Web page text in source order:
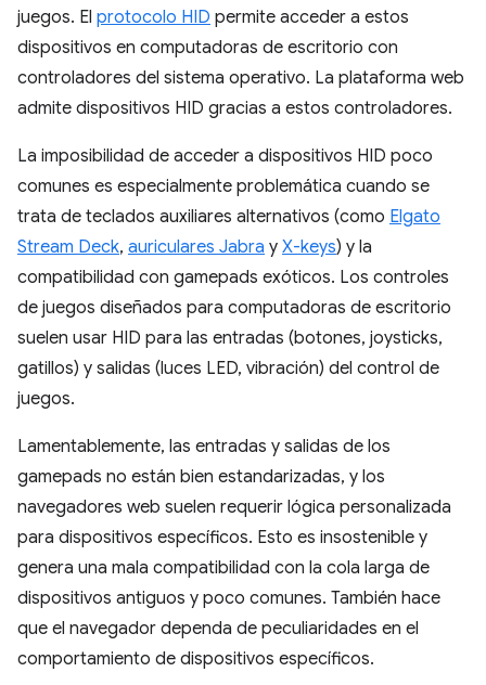
juegos. El protocolo HID permite acceder a estos
dispositivos en computadoras de escritorio con
controladores del sistema operativo. La plataforma web
admite dispositivos HID gracias a estos controladores.
La imposibilidad de acceder a dispositivos HID poco
comunes es especialmente problemática cuando se
trata de teclados auxiliares alternativos (como Elgato
Stream Deck, auriculares Jabra y X-keys) y la
compatibilidad con gamepads exóticos. Los controles
de juegos diseñados para computadoras de escritorio
suelen usar HID para las entradas (botones, joysticks,
gatillos) y salidas (luces LED, vibración) del control de
juegos.
Lamentablemente, las entradas y salidas de los
gamepads no están bien estandarizadas, y los
navegadores web suelen requerir lógica personalizada
para dispositivos específicos. Esto es insostenible y
genera una mala compatibilidad con la cola larga de
dispositivos antiguos y poco comunes. También hace
que el navegador dependa de peculiaridades en el
comportamiento de dispositivos específicos.